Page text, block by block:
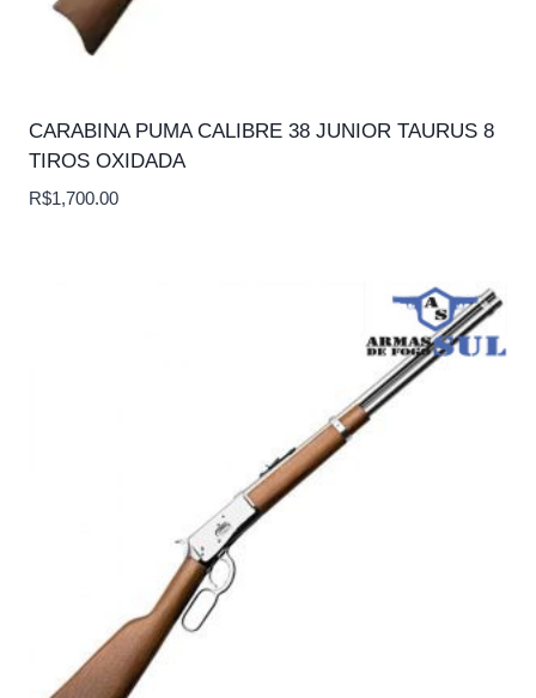
CARABINA PUMA CALIBRE 38 JUNIOR TAURUS 8
TIROS OXIDADA
R$1,700.00